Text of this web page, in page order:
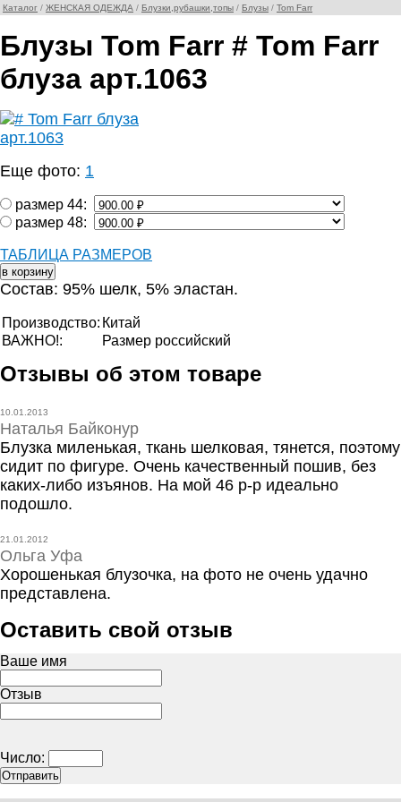
Каталог / ЖЕНСКАЯ ОДЕЖДА / Блузки,рубашки,топы / Блузы / Tom Farr
Блузы Tom Farr # Tom Farr
блуза арт.1063
Еще фото: 1
размер 44:
размер 48:
ТАБЛИЦА РАЗМЕРОВ
Состав: 95% шелк, 5% эластан.
Производство: Китай
ВАЖНО!:
Размер российский
Отзывы об этом товаре
10.01.2013
Наталья Байконур
Блузка миленькая, ткань шелковая, тянется, поэтому
сидит по фигуре. Очень качественный пошив, без
каких-либо изъянов. На мой 46 р-р идеально
подошло.
21.01.2012
Ольга Уфа
Хорошенькая блузочка, на фото не очень удачно
представлена.
Оставить свой отзыв
Ваше имя
Отзыв
Число: